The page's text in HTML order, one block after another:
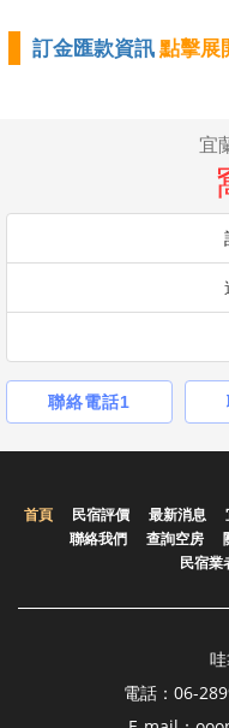
訂金匯款資訊 點擊展
宜
聯絡電話1
首頁 民宿評價 最新消息
聯絡我們
查詢空房
民宿業
電話：06-